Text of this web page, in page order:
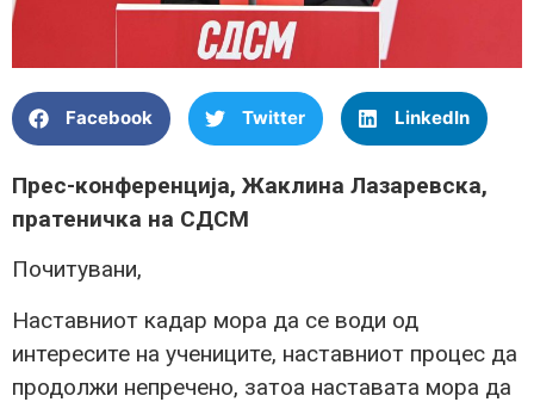
Facebook Twitter LinkedIn
Прес-конференција, Жаклина Лазаревска,
пратеничка на СДСМ
Почитувани,
Наставниот кадар мора да се води од
интересите на учениците, наставниот процес да
продолжи непречено, затоа наставата мора да